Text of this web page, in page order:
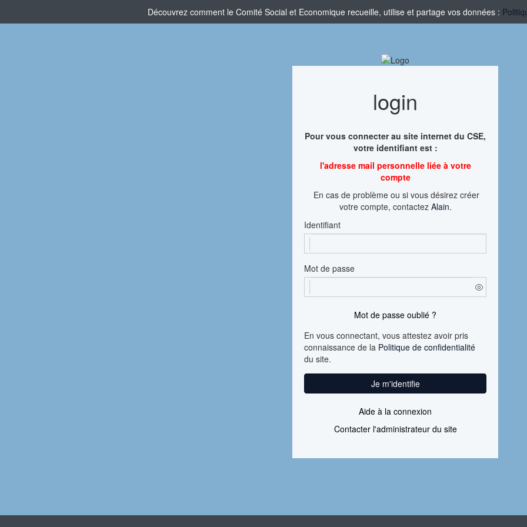
Découvrez comment le Comité Social et Economique recueille, utilise et partage vos données :
login
Pour vous connecter au site internet du CSE,
votre identifiant est :
l'adresse mail personnelle liée à votre
compte
En cas de problème ou si vous désirez créer
votre compte, contactez Alain.
Identifiant
Mot de passe
Mot de passe oublié ?
En vous connectant, vous attestez avoir pris
connaissance de la Politique de confidentialité
du site.
Je m'identifie
Aide à la connexion
Contacter l'administrateur du site